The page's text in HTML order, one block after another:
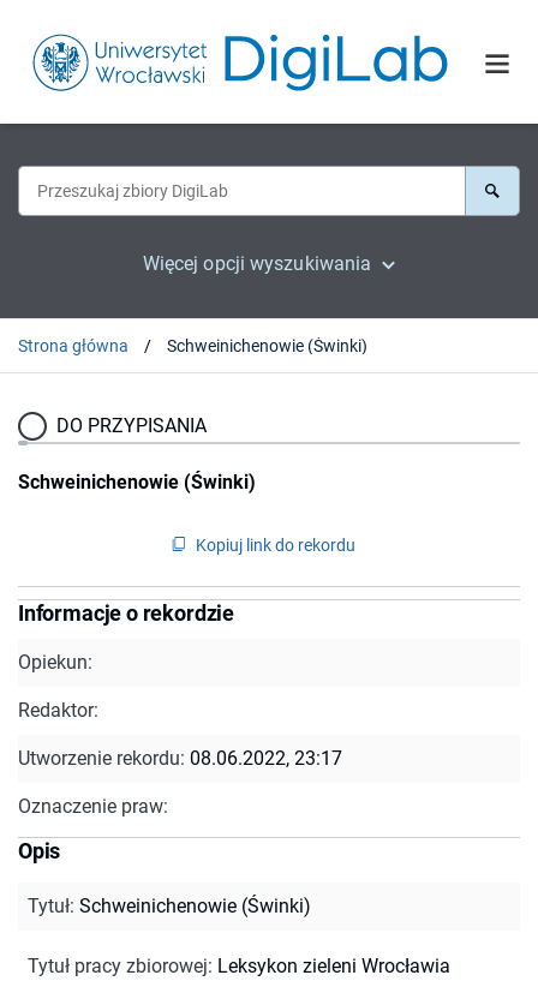
Więcej opcji wyszukiwania
Strona główna Schweinichenowie (Świnki)
DO PRZYPISANIA
Schweinichenowie (Świnki)
Kopiuj link do rekordu
Informacje o rekordzie
Opiekun:
Redaktor:
Utworzenie rekordu: 08.06.2022, 23:17
Oznaczenie praw:
Opis
Tytuł: Schweinichenowie (Świnki)
Tytuł pracy zbiorowej: Leksykon zieleni Wrocławia